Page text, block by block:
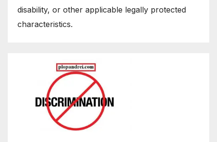
disability, or other applicable legally protected
characteristics.